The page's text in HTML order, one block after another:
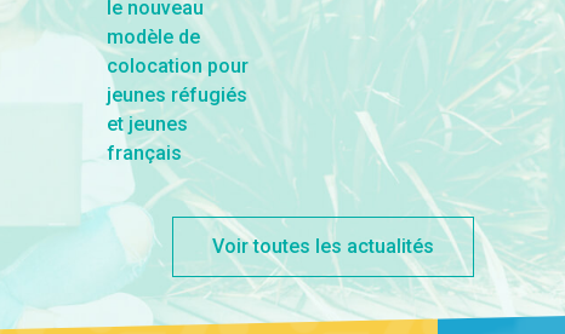
Voir toutes les actualités